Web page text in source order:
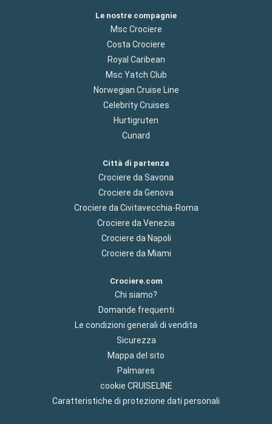
Le nostre compagnie
Msc Crociere
Costa Crociere
Royal Caribean
Msc Yatch Club
Norwegian Cruise Line
Celebrity Cruises
Hurtigruten
Cunard
Città di partenza
Crociere da Savona
Crociere da Genova
Crociere da Civitavecchia-Roma
Crociere da Venezia
Crociere da Napoli
Crociere da Miami
Crociere.com
Chi siamo?
Domande frequenti
Le condizioni generali di vendita
Sicurezza
Mappa del sito
Palmares
cookie CRUISELINE
Caratteristiche di protezione dati personali